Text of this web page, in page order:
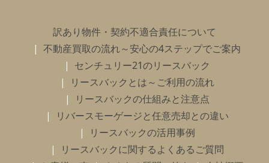
訳あり物件・契約不適合責任について
不動産買取の流れ～安心の4ステップでご案内
センチュリー21のリースバック
リースバックとは～ご利用の流れ
リースバックの仕組みと注意点
リバースモーゲージと任意売却との違い
リースバックの活用事例
リースバックに関するよくあるご質問